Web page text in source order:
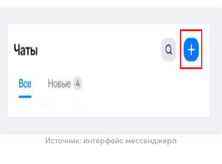
Источник: интерфейс мессенджера